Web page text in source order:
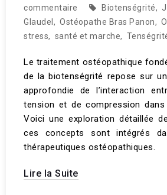
commentaire
Biotenségrité,
Glaudel , Ostéopathe Bras Panon,
stress, santé et marche,
Le traitement ostéopathique
de la biotenségrité repose sur
approfondie de l’interaction
tension et de compression
Voici une exploration détaillée
ces concepts sont intégrés
thérapeutiques ostéopathiques.
Lire la Suite